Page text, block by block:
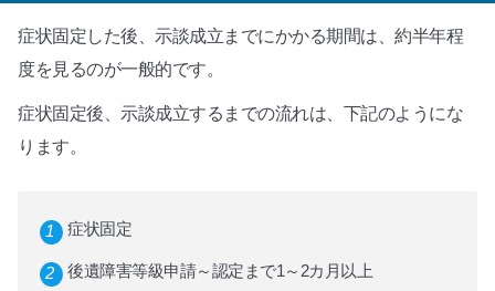
症状固定した後、示談成立までにかかる期間は、約半年程
度を見るのが一般的です。
症状固定後、示談成立するまでの流れは、下記のようにな
ります。
症状固定
後遺障害等級申請～認定まで1～2カ月以上